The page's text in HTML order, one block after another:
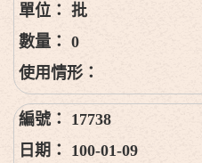
批
0
17738
100-01-09